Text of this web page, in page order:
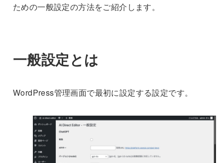
ための一般設定の方法をご紹介します。
一般設定とは
WordPress管理画面で最初に設定する設定です。